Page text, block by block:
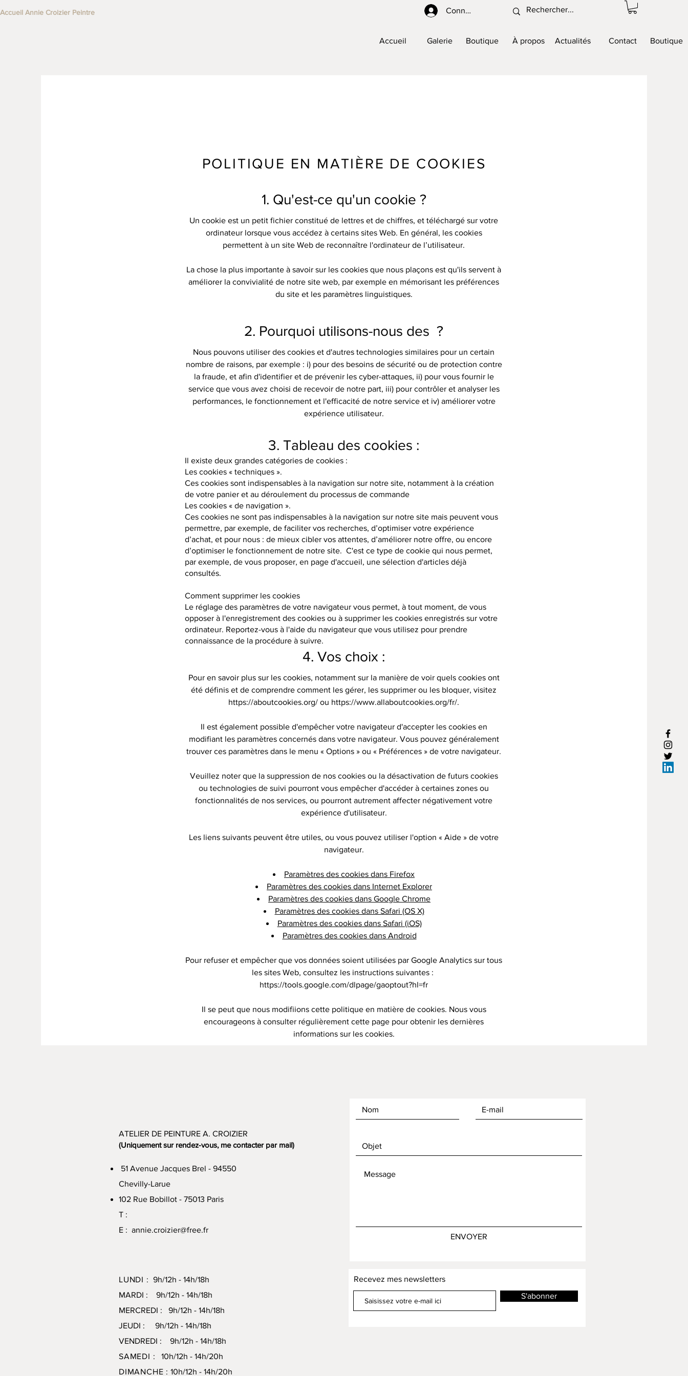
Accueil Annie Croizier Peintre Connexion
Accueil Galerie Boutique À propos Actualités Contact Boutique
POLITIQUE EN MATIÈRE DE COOKIES
1. Qu'est-ce qu'un cookie ?
Un cookie est un petit fichier constitué de lettres et de chiffres, et téléchargé sur votre
ordinateur lorsque vous accédez à certains sites Web. En général, les cookies
permettent à un site Web de reconnaître l'ordinateur de l’utilisateur.
La chose la plus importante à savoir sur les cookies que nous plaçons est qu'ils servent à
améliorer la convivialité de notre site web, par exemple en mémorisant les préférences
du site et les paramètres linguistiques.
2. Pourquoi utilisons-nous des ?
Nous pouvons utiliser des cookies et d'autres technologies similaires pour un certain
nombre de raisons, par exemple : i) pour des besoins de sécurité ou de protection contre
la fraude, et afin d'identifier et de prévenir les cyber-attaques, ii) pour vous fournir le
service que vous avez choisi de recevoir de notre part, iii) pour contrôler et analyser les
performances, le fonctionnement et l'efficacité de notre service et iv) améliorer votre
expérience utilisateur.
3. Tableau des cookies :
Il existe deux grandes catégories de cookies :
Les cookies « techniques ».
Ces cookies sont indispensables à la navigation sur notre site, notamment à la création
de votre panier et au déroulement du processus de commande
Les cookies « de navigation ».
Ces cookies ne sont pas indispensables à la navigation sur notre site mais peuvent vous
permettre, par exemple, de faciliter vos recherches, d’optimiser votre expérience
d’achat, et pour nous : de mieux cibler vos attentes, d’améliorer notre offre, ou encore
d’optimiser le fonctionnement de notre site. C'est ce type de cookie qui nous permet,
par exemple, de vous proposer, en page d'accueil, une sélection d'articles déjà
consultés.
Comment supprimer les cookies
Le réglage des paramètres de votre navigateur vous permet, à tout moment, de vous
opposer à l'enregistrement des cookies ou à supprimer les cookies enregistrés sur votre
ordinateur. Reportez-vous à l'aide du navigateur que vous utilisez pour prendre
connaissance de la procédure à suivre.
4. Vos choix :
Pour en savoir plus sur les cookies, notamment sur la manière de voir quels cookies ont
été définis et de comprendre comment les gérer, les supprimer ou les bloquer, visitez
https://aboutcookies.org/ ou https://www.allaboutcookies.org/fr/.
Il est également possible d'empêcher votre navigateur d'accepter les cookies en
modifiant les paramètres concernés dans votre navigateur. Vous pouvez généralement
trouver ces paramètres dans le menu « Options » ou « Préférences » de votre navigateur.
Veuillez noter que la suppression de nos cookies ou la désactivation de futurs cookies
ou technologies de suivi pourront vous empêcher d'accéder à certaines zones ou
fonctionnalités de nos services, ou pourront autrement affecter négativement votre
expérience d'utilisateur.
Les liens suivants peuvent être utiles, ou vous pouvez utiliser l'option « Aide » de votre
navigateur.
Paramètres des cookies dans Firefox
Paramètres des cookies dans Internet Explorer
Paramètres des cookies dans Google Chrome
Paramètres des cookies dans Safari (OS X)
Paramètres des cookies dans Safari (iOS)
Paramètres des cookies dans Android
Pour refuser et empêcher que vos données soient utilisées par Google Analytics sur tous
les sites Web, consultez les instructions suivantes :
https://tools.google.com/dlpage/gaoptout?hl=fr
Il se peut que nous modifiions cette politique en matière de cookies. Nous vous
encourageons à consulter régulièrement cette page pour obtenir les dernières
informations sur les cookies.
ATELIER DE PEINTURE A. CROIZIER
(Uniquement sur rendez-vous, me contacter par mail)
51 Avenue Jacques Brel - 94550
Chevilly-Larue
102 Rue Bobillot - 75013 Paris
T :
E : annie.croizier@free.fr
ENVOYER
LUNDI : 9h/12h - 14h/18h
MARDI : 9h/12h - 14h/18h
MERCREDI : 9h/12h - 14h/18h
JEUDI : 9h/12h - 14h/18h
VENDREDI : 9h/12h - 14h/18h
SAMEDI : 10h/12h - 14h/20h
DIMANCHE : 10h/12h - 14h/20h
Recevez mes newsletters
S'abonner